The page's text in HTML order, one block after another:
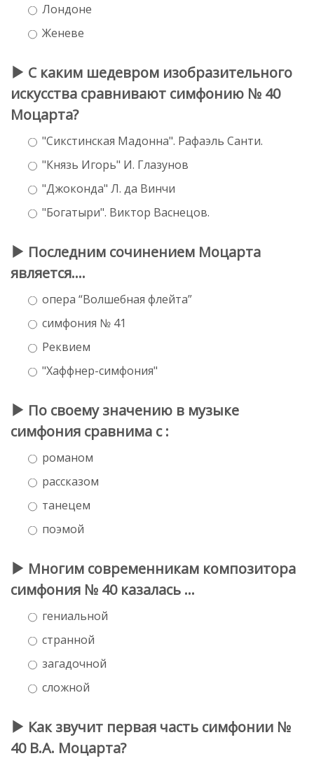
Лондоне
Женеве
С каким шедевром изобразительного
искусства сравнивают симфонию № 40
Моцарта?
"Сикстинская Мадонна". Рафаэль Санти.
"Князь Игорь" И. Глазунов
"Джоконда" Л. да Винчи
"Богатыри". Виктор Васнецов.
Последним сочинением Моцарта
является....
опера “Волшебная флейта”
симфония № 41
Реквием
"Хаффнер-симфония"
По своему значению в музыке
симфония сравнима с :
романом
рассказом
танецем
поэмой
Многим современникам композитора
симфония № 40 казалась ...
гениальной
странной
загадочной
сложной
Как звучит первая часть симфонии №
40 В.А. Моцарта?